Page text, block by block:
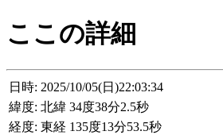
ここの詳細
日時: 2025/10/05(日)22:03:34
緯度: 北緯 34度38分2.5秒
経度: 東経 135度13分53.5秒